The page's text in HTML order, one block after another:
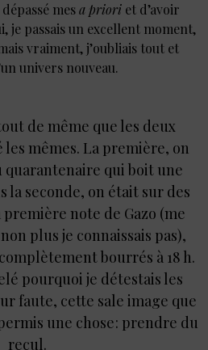
mesa prioriet d’avoir
je passais un excellent moment,
vraiment, j’oubliais tout et
univers nouveau.
de même que les deux
les mêmes. La première, on
quarantenaire qui boit une
la seconde, on était sur des
première note de Gazo (me
plus je connaissais pas),
bourrés à 18 h.
pourquoi je détestais les
faute, cette sale image que
une chose : prendre du
recul.